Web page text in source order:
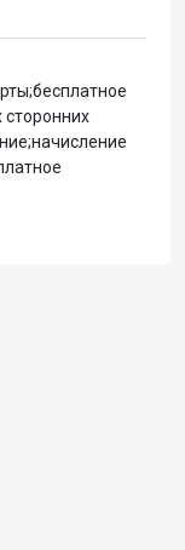
сторонних